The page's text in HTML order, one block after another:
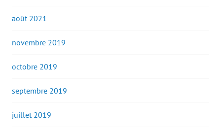
août 2021
novembre 2019
octobre 2019
septembre 2019
juillet 2019